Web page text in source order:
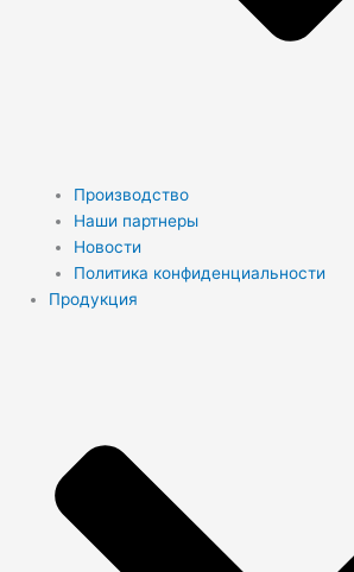
Производство
Наши партнеры
Новости
Политика конфиденциальности
Продукция